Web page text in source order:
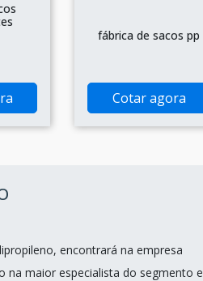
fábrica de sacos pp
Cotar agora
encontrará na empresa
na maior especialista do segmento e